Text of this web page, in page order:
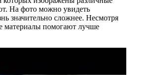
На фото можно увидеть
значительно сложнее. Несмотря
материалы помогают лучше